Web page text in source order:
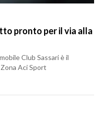
pronto per il via alla
Club Sassari è il
Aci Sport